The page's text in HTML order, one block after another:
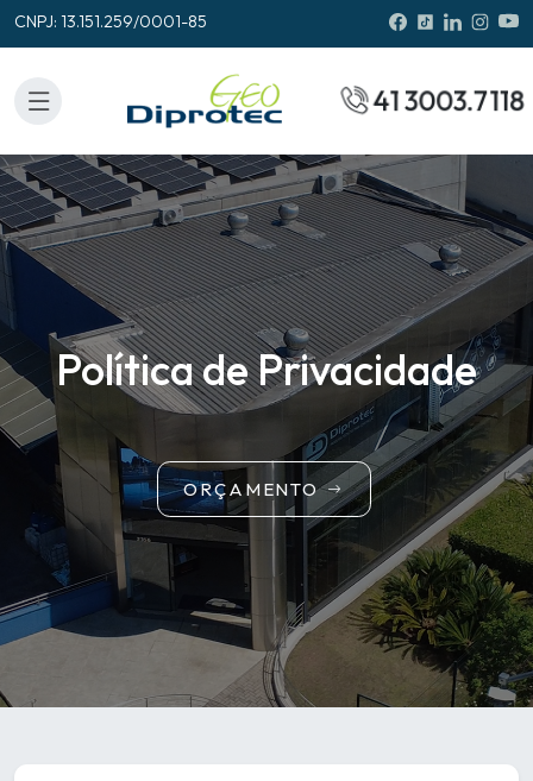
CNPJ: 13.151.259/0001-85
41 3003.7118
Política de Privacidade
ORÇAMENTO